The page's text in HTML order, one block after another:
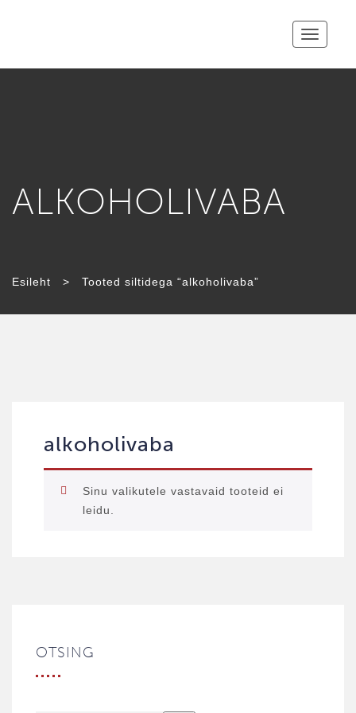
Toggle
ALKOHOLIVABA
Esileht > Tooted siltidega “alkoholivaba”
alkoholivaba
Sinu valikutele vastavaid tooteid ei
leidu.
OTSING